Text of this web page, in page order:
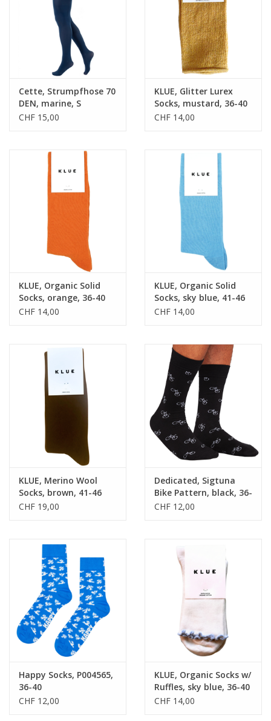
Cette, Strumpfhose 70
DEN, marine, S
CHF 15,00
KLUE, Glitter Lurex
Socks, mustard, 36-40
CHF 14,00
KLUE, Organic Solid
Socks, orange, 36-40
CHF 14,00
KLUE, Organic Solid
Socks, sky blue, 41-46
CHF 14,00
KLUE, Merino Wool
Socks, brown, 41-46
CHF 19,00
Dedicated, Sigtuna
Bike Pattern, black, 36-
40
CHF 12,00
Happy Socks, P004565,
36-40
CHF 12,00
KLUE, Organic Socks w/
Ruffles, sky blue, 36-40
CHF 14,00